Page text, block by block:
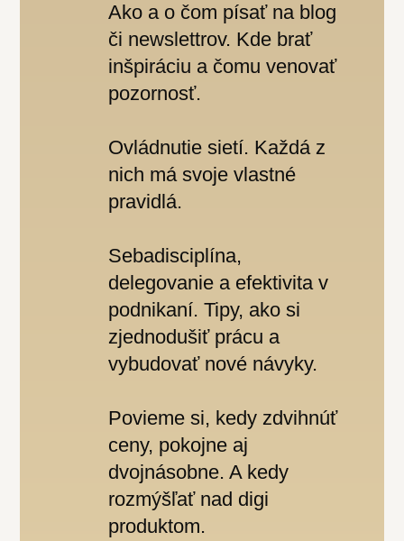
Ako a o čom písať na blog
či newslettrov. Kde brať
inšpiráciu a čomu venovať
pozornosť.
Ovládnutie sietí. Každá z
nich má svoje vlastné
pravidlá.
Sebadisciplína,
delegovanie a efektivita v
podnikaní. Tipy, ako si
zjednodušiť prácu a
vybudovať nové návyky.
Povieme si, kedy zdvihnúť
ceny, pokojne aj
dvojnásobne. A kedy
rozmýšľať nad digi
produktom.